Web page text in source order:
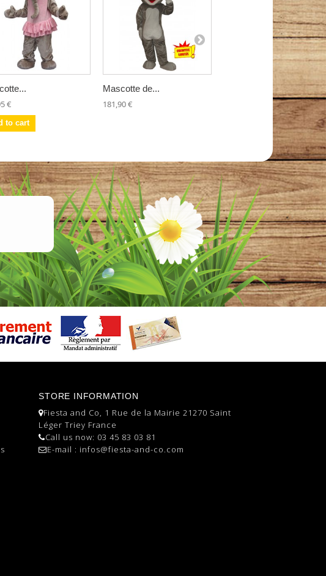
€
to cart
Mascotte de...
181,90 €
Mascotte de...
STORE INFORMATION
Fiesta and Co, 1 Rue de la Mairie 21270 Saint
Léger Triey France
Call us now: 03 45 83 03 81
E-mail : infos@fiesta-and-co.com